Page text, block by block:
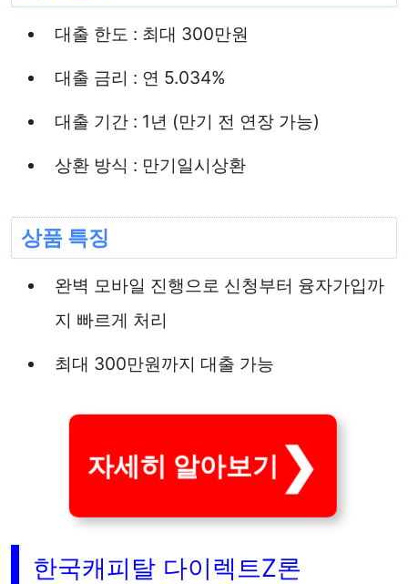
대출 한도 : 최대 300만원
대출 금리 : 연 5.034%
대출 기간 : 1년 (만기 전 연장 가능)
상환 방식 : 만기일시상환
상품 특징
완벽 모바일 진행으로 신청부터 융자가입까
지 빠르게 처리
최대 300만원까지 대출 가능
자세히 알아보기
한국캐피탈 다이렉트Z론